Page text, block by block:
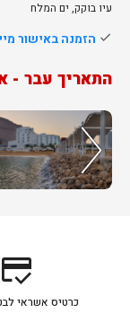
עיו בוקק, ים המלח
done הזמנה באישור
התאריך עבר -
שלח
הוטלס
אליך
בשעות
הפעילות
credit_score
כרטיס אשראי